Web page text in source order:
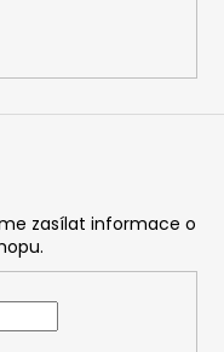
zasílat informace o